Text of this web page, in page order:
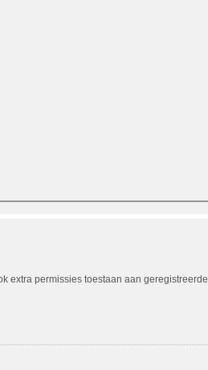
extra permissies toestaan aan geregistreerde